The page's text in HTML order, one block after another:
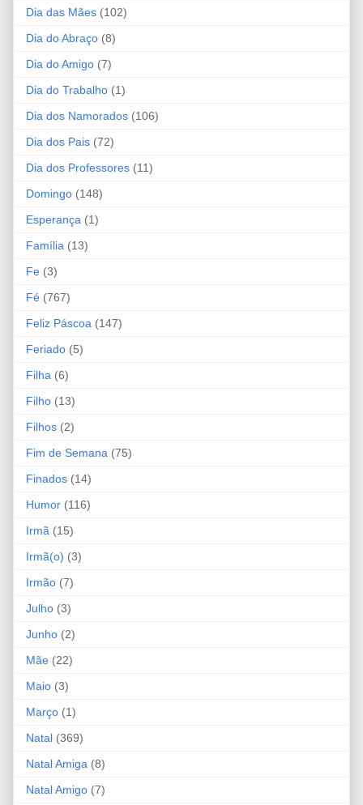
Dia das Mães (102)
Dia do Abraço (8)
Dia do Amigo (7)
Dia do Trabalho (1)
Dia dos Namorados (106)
Dia dos Pais (72)
Dia dos Professores (11)
Domingo (148)
Esperança (1)
Família (13)
Fe (3)
Fé (767)
Feliz Páscoa (147)
Feriado (5)
Filha (6)
Filho (13)
Filhos (2)
Fim de Semana (75)
Finados (14)
Humor (116)
Irmã (15)
Irmã(o) (3)
Irmão (7)
Julho (3)
Junho (2)
Mãe (22)
Maio (3)
Março (1)
Natal (369)
Natal Amiga (8)
Natal Amigo (7)